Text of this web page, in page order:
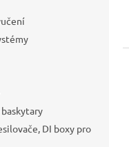
DI boxy pro